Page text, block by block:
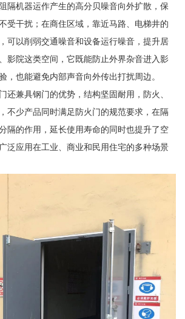
隔机器运作产生的高分贝噪音向外扩散，保
受干扰；在商住区域，靠近马路、电梯井的
可以削弱交通噪音和设备运行噪音，提升居
影院这类空间，它既能防止外界杂音进入影
，也能避免内部声音向外传出打扰周边。
还兼具钢门的优势，结构坚固耐用，防火、
不少产品同时满足防火门的规范要求，在隔
隔的作用，延长使用寿命的同时也提升了空
泛应用在工业、商业和民用住宅的多种场景